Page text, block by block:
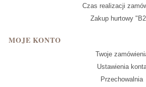
Czas realizacji
Zakup hurtowy
MOJE KONTO
Twoje
Ustawienia
Przechowalnia